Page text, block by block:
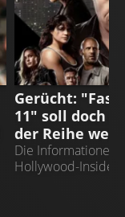
FAST AND
Gerücht: "Fast
11" soll doch
der Reihe
Die Informationen
Hollywood-Insider